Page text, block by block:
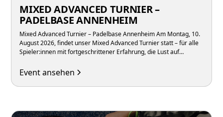
MIXED ADVANCED TURNIER –
PADELBASE ANNENHEIM
Mixed Advanced Turnier – Padelbase Annenheim Am Montag, 10.
August 2026, findet unser Mixed Advanced Turnier statt – für alle
Spieler:innen mit fortgeschrittener Erfahrung, die Lust auf
Event ansehen